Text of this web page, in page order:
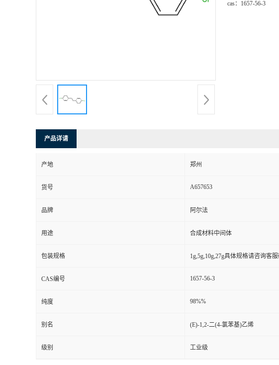
cas： 1657-56-3
产品详请
产地 郑州
货号 A657653
品牌 阿尔法
用途 合成材料中间体
包装规格 1g,5g,10g,27g具体规格请咨询客
CAS编号 1657-56-3
纯度 98%%
别名 (E)-1,2-二(4-氯苯基)乙烯
级别 工业级